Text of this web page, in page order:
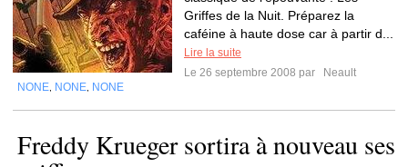
Griffes de la Nuit. Préparez la
caféine à haute dose car à partir d...
Lire la suite
Le 26 septembre 2008 par
Neault
NONE NONE NONE
Freddy Krueger sortira à nouveau ses